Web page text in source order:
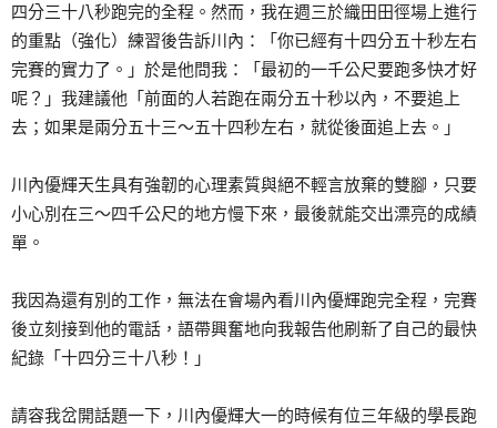
四分三十八秒跑完的全程。然而，我在週三於織田田徑場上進行
的重點（強化）練習後告訴川內：「你已經有十四分五十秒左右
完賽的實力了。」於是他問我：「最初的一千公尺要跑多快才好
呢？」我建議他「前面的人若跑在兩分五十秒以內，不要追上
去；如果是兩分五十三～五十四秒左右，就從後面追上去。」
川內優輝天生具有強韌的心理素質與絕不輕言放棄的雙腳，只要
小心別在三～四千公尺的地方慢下來，最後就能交出漂亮的成績
單。
我因為還有別的工作，無法在會場內看川內優輝跑完全程，完賽
後立刻接到他的電話，語帶興奮地向我報告他刷新了自己的最快
紀錄「十四分三十八秒！」
請容我岔開話題一下，川內優輝大一的時候有位三年級的學長跑